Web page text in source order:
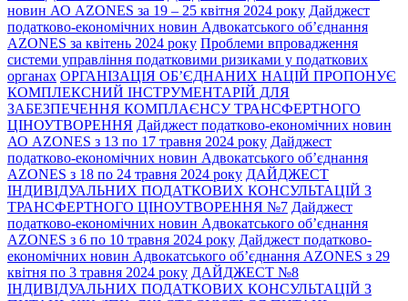
новин АО AZONES за 19 – 25 квітня 2024 року Дайджест
податково-економічних новин Адвокатського об’єднання
AZONES за квітень 2024 року Проблеми впровадження
системи управління податковими ризиками у податкових
органах ОРГАНІЗАЦІЯ ОБ’ЄДНАНИХ НАЦІЙ ПРОПОНУЄ
КОМПЛЕКСНИЙ ІНСТРУМЕНТАРІЙ ДЛЯ
ЗАБЕЗПЕЧЕННЯ КОМПЛАЄНСУ ТРАНСФЕРТНОГО
ЦІНОУТВОРЕННЯ Дайджест податково-економічних новин
АО AZONES з 13 по 17 травня 2024 року Дайджест
податково-економічних новин Адвокатського об’єднання
AZONES з 18 по 24 травня 2024 року ДАЙДЖЕСТ
ІНДИВІДУАЛЬНИХ ПОДАТКОВИХ КОНСУЛЬТАЦІЙ З
ТРАНСФЕРТНОГО ЦІНОУТВОРЕННЯ №7 Дайджест
податково-економічних новин Адвокатського об’єднання
AZONES з 6 по 10 травня 2024 року Дайджест податково-
економічних новин Адвокатського об’єднання AZONES з 29
квітня по 3 травня 2024 року ДАЙДЖЕСТ №8
ІНДИВІДУАЛЬНИХ ПОДАТКОВИХ КОНСУЛЬТАЦІЙ З